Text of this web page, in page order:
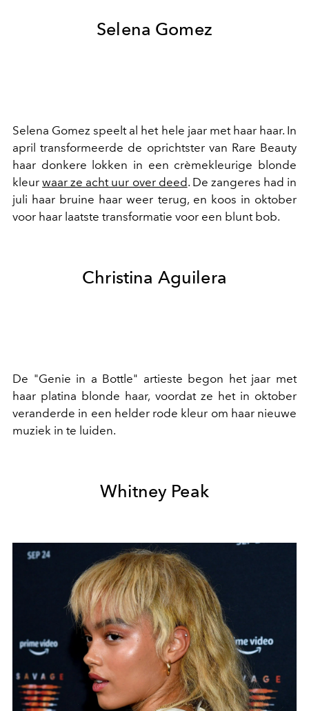
Selena Gomez
Selena Gomez speelt al het hele jaar met haar haar. In
april transformeerde de oprichtster van Rare Beauty
haar donkere lokken in een crèmekleurige blonde
kleurwaar ze acht uur over deed. De zangeres had in
juli haar bruine haar weer terug, en koos in oktober
voor haar laatste transformatie voor een blunt bob.
Christina Aguilera
De "Genie in a Bottle" artieste begon het jaar met
haar platina blonde haar, voordat ze het in oktober
veranderde in een helder rode kleur om haar nieuwe
muziek in te luiden.
Whitney Peak